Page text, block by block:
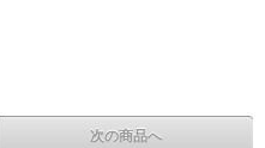
次の商品へ